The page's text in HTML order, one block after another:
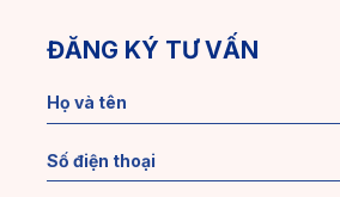
ĐĂNG KÝ TƯ VẤN